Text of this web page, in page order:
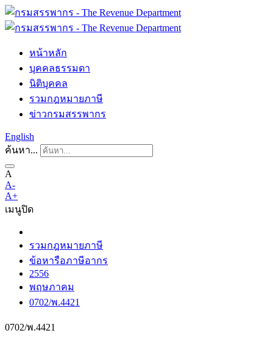
หน้าหลัก
บุคคลธรรมดา
นิติบุคคล
รวมกฎหมายภาษี
ข่าวกรมสรรพากร
English
ค้นหา...
A
A-
A+
เมนูปิด
รวมกฎหมายภาษี
ข้อหารือภาษีอากร
2556
พฤษภาคม
0702/พ.4421
0702/พ.4421